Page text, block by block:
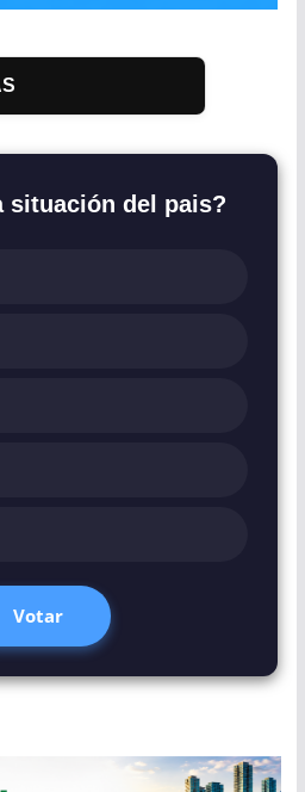
situación del pais?
Votar